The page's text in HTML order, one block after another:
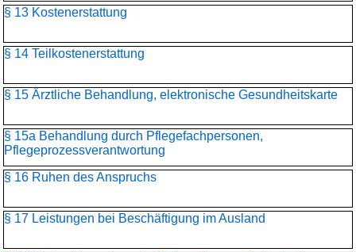
§ 13 Kostenerstattung
§ 14 Teilkostenerstattung
§ 15 Ärztliche Behandlung, elektronische Gesundheitskarte
§ 15a Behandlung durch Pflegefachpersonen,
Pflegeprozessverantwortung
§ 16 Ruhen des Anspruchs
§ 17 Leistungen bei Beschäftigung im Ausland